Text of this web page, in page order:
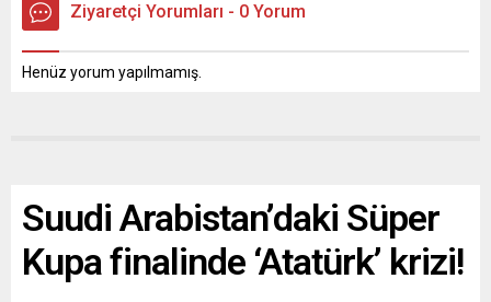
Ziyaretçi Yorumları - 0 Yorum
Henüz yorum yapılmamış.
Suudi Arabistan’daki Süper
Kupa finalinde ‘Atatürk’ krizi!